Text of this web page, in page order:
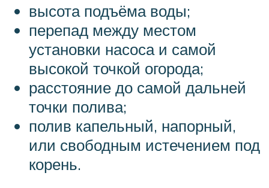
высота подъёма воды;
перепад между местом
установки насоса и самой
высокой точкой огорода;
расстояние до самой дальней
точки полива;
полив капельный, напорный,
или свободным истечением под
корень.